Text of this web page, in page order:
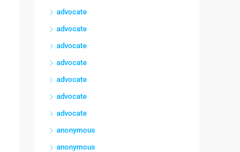
advocate
advocate
advocate
advocate
advocate
advocate
advocate
anonymous
anonymous